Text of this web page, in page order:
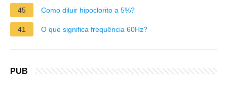
45 Como diluir hipoclorito a 5%?
41 O que significa frequência 60Hz?
PUB